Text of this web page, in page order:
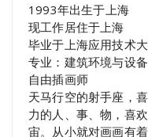
1993年出生于上海
现工作居住于上海
毕业于上海应用技术
专业：建筑环境与设
自由插画师
天马行空的射手座，
力的人、事、物，喜
宙。从小就对画画有